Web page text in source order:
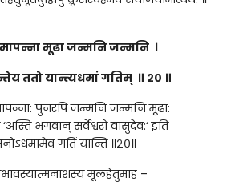
मूढा जन्मनि जन्मनि ।
ततो यान्त्यधमां गतिम् ॥ २० ॥
पुनरपि जन्मनि जन्मनि मूढा:
‘अस्ति भगवान् सर्वेश्वरो वासुदेव:‘ इति
गतिं यान्ति ॥२०॥
मूलहेतुमाह –